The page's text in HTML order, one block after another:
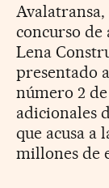
concurso de
Lena
presentado
número 2
adicionales
que acusa a
millones de